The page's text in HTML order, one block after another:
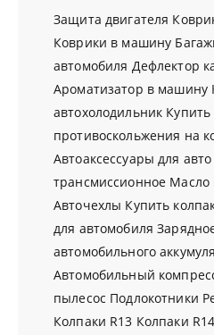
Защита двигателя
Коврики в машину
автомобиля Дефлектор
Ароматизатор в машину
автохолодильник
противоскольжения на
Автоаксессуары для авто
трансмиссионное Масло
Авточехлы Купить
для автомобиля
автомобильного
Автомобильный
пылесос Подлокотники
Колпаки R13 Колпаки R14